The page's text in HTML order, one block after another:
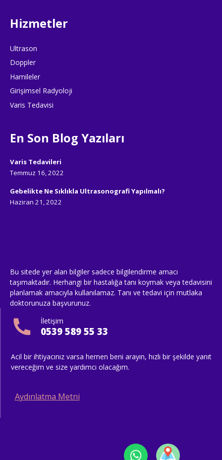
Hizmetler
Ultrason
Doppler
Hamileler
Girişimsel Radyoloji
Varis Tedavisi
En Son Blog Yazıları
Varis Tedavileri
Temmuz 16, 2022
Gebelikte Ne Sıklıkla Ultrasonografi Yapılmalı?
Haziran 21, 2022
Bu sitede yer alan bilgiler sadece bilgilendirme amacı
taşımaktadır. Herhangi bir hastalığa tanı koymak veya tedavisini
planlamak amacıyla kullanılamaz. Tanı ve tedavi için mutlaka
doktorunuza başvurunuz.
İletişim
0539 589 55 33
Acil bir ihtiyacınız varsa hemen beni arayın, hızlı bir şekilde yanıt
vereceğim ve size yardımcı olacağım.
Aydınlatma Metni